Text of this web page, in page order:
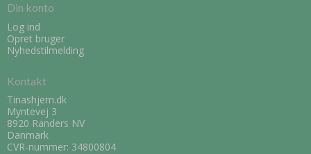
Din konto
Log ind
Opret bruger
Nyhedstilmelding
Kontakt
Tinashjem.dk
Myntevej 3
8920 Randers NV
Danmark
CVR-nummer: 34800804